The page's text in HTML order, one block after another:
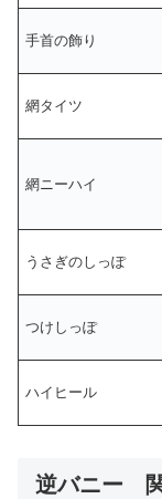
手首の飾り
網タイツ
網ニーハイ
うさぎのしっぽ
つけしっぽ
ハイヒール
逆バニー